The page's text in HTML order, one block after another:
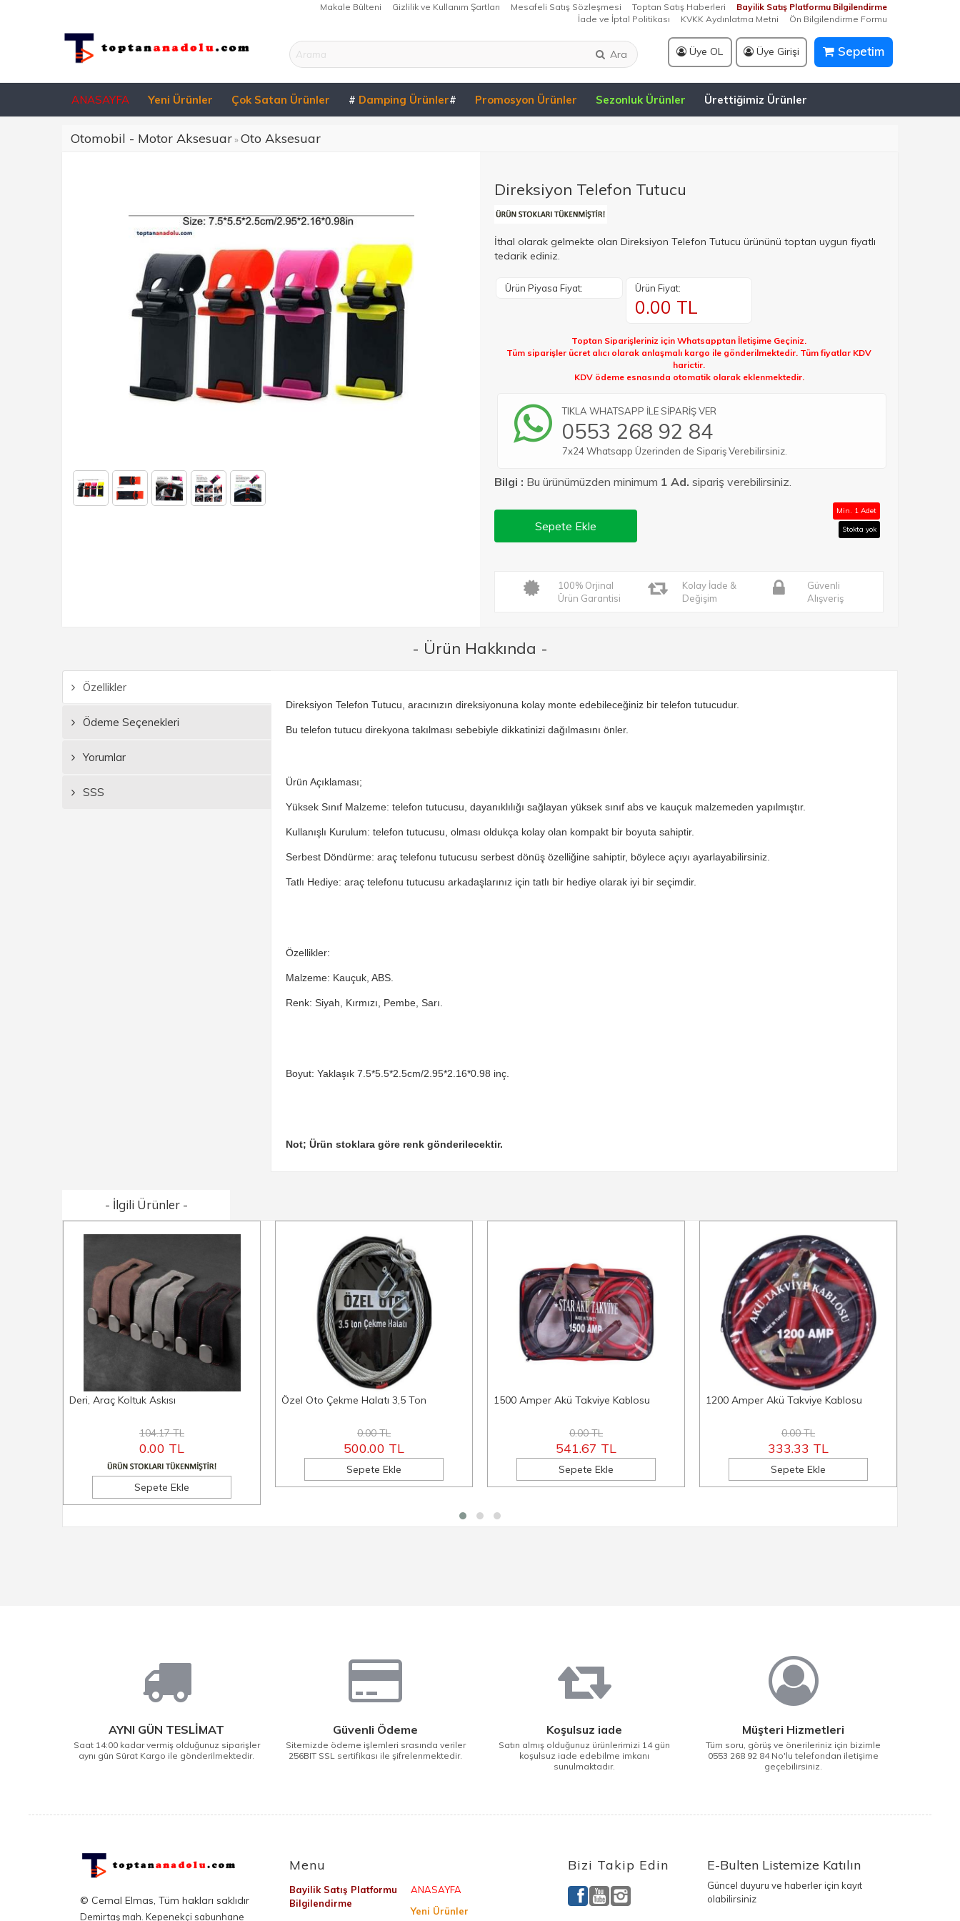
Bayilik Satış Platformu Bilgilendirme
Toptan Satış Haberleri
Mesafeli Satış Sözleşmesi
Gizlilik ve Kullanım Şartları
Makale Bülteni
Ön Bilgilendirme Formu
KVKK Aydınlatma Metni
İade ve İptal Politikası
Ara Üye OL Üye Girişi Sepetim
ANASAYFA Yeni Ürünler Çok Satan Ürünler # Damping Ürünler# Promosyon Ürünler Sezonluk Ürünler Ürettiğimiz Ürünler
Otomobil - Motor Aksesuar»Oto Aksesuar
Direksiyon Telefon Tutucu
İthal olarak gelmekte olan Direksiyon Telefon Tutucu ürününü toptan uygun fiyatlı
tedarik ediniz.
Ürün Piyasa Fiyat: Ürün Fiyat:
0.00 TL
Toptan Siparişleriniz için Whatsapptan İletişime Geçiniz.
Tüm siparişler ücret alıcı olarak anlaşmalı kargo ile gönderilmektedir. Tüm fiyatlar KDV
harictir.
KDV ödeme esnasında otomatik olarak eklenmektedir.
TIKLA WHATSAPP İLE SİPARİŞ VER
0553 268 92 84
7x24 Whatsapp Üzerinden de Sipariş Verebilirsiniz.
Bilgi : Bu ürünümüzden minimum 1 Ad. sipariş verebilirsiniz.
Sepete Ekle
Min. 1 Adet
Stokta yok
100% Orjinal
Ürün Garantisi
Kolay İade &
Değişim
Güvenli
Alışveriş
- Ürün Hakkında -
Özellikler
Ödeme Seçenekleri
Yorumlar
SSS
Direksiyon Telefon Tutucu, aracınızın direksiyonuna kolay monte edebileceğiniz bir telefon tutucudur.
Bu telefon tutucu direkyona takılması sebebiyle dikkatinizi dağılmasını önler.
Ürün Açıklaması;
Yüksek Sınıf Malzeme: telefon tutucusu, dayanıklılığı sağlayan yüksek sınıf abs ve kauçuk malzemeden yapılmıştır.
Kullanışlı Kurulum: telefon tutucusu, olması oldukça kolay olan kompakt bir boyuta sahiptir.
Serbest Döndürme: araç telefonu tutucusu serbest dönüş özelliğine sahiptir, böylece açıyı ayarlayabilirsiniz.
Tatlı Hediye: araç telefonu tutucusu arkadaşlarınız için tatlı bir hediye olarak iyi bir seçimdir.
Özellikler:
Malzeme: Kauçuk, ABS.
Renk: Siyah, Kırmızı, Pembe, Sarı.
Boyut: Yaklaşık 7.5*5.5*2.5cm/2.95*2.16*0.98 inç.
Not; Ürün stoklara göre renk gönderilecektir.
- İlgili Ürünler -
Deri, Araç Koltuk Askısı
104.17 TL
0.00 TL
Sepete Ekle
Özel Oto Çekme Halatı 3,5 Ton
0.00 TL
500.00 TL
Sepete Ekle
1500 Amper Akü Takviye Kablosu
0.00 TL
541.67 TL
Sepete Ekle
1200 Amper Akü Takviye Kablosu
0.00 TL
333.33 TL
Sepete Ekle
AYNI GÜN TESLİMAT
Saat 14:00 kadar vermiş olduğunuz siparişler
aynı gün Sürat Kargo ile gönderilmektedir.
Güvenli Ödeme
Sitemizde ödeme işlemleri srasında veriler
256BIT SSL sertifikası ile şifrelenmektedir.
Koşulsuz iade
Satın almış olduğunuz ürünlerimizi 14 gün
koşulsuz iade edebilme imkanı
sunulmaktadır.
Müşteri Hizmetleri
Tüm soru, görüş ve önerileriniz için bizimle
0553 268 92 84 No'lu telefondan iletişime
geçebilirsiniz.
© Cemal Elmas, Tüm hakları saklıdır
Demirtaş mah. Kepenekçi sabunhane
Menu
Bayilik Satış Platformu
Bilgilendirme
ANASAYFA
Yeni Ürünler
Bizi Takip Edin E-Bulten Listemize Katılın
Güncel duyuru ve haberler için kayıt
olabilirsiniz